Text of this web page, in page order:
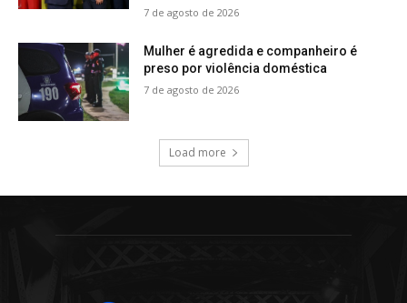
7 de agosto de 2026
Mulher é agredida e companheiro é
preso por violência doméstica
7 de agosto de 2026
Load more